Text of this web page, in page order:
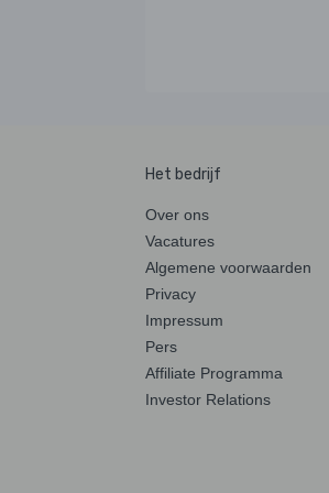
Het bedrijf
Over ons
Vacatures
Algemene voorwaarden
Privacy
Impressum
Pers
Affiliate Programma
Investor Relations